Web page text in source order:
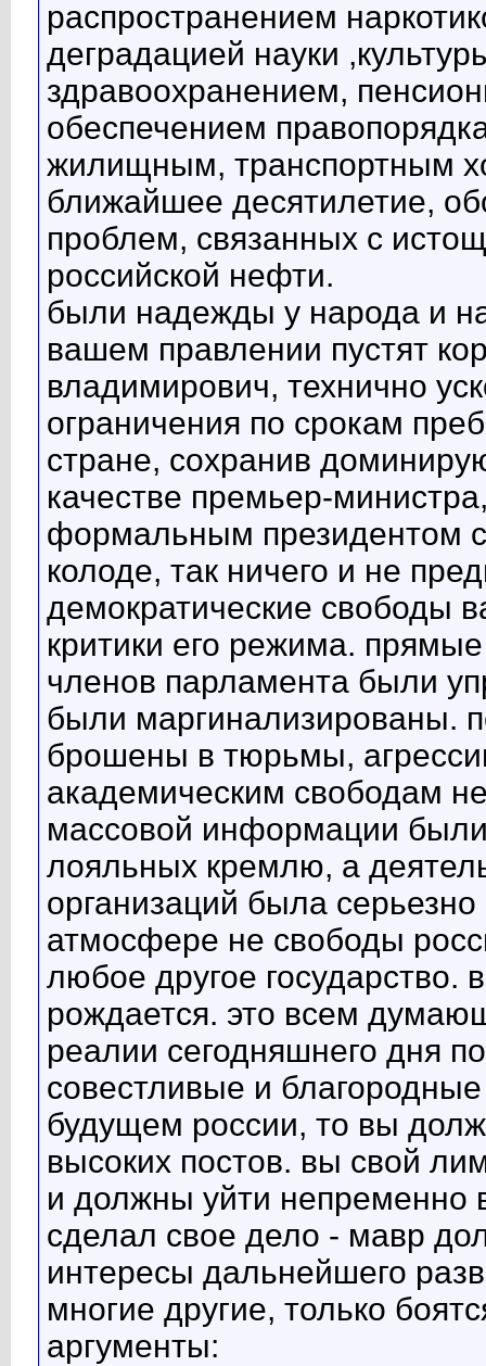
распространением
деградацией науки
здравоохранением,
обеспечением
жилищным, транспортным
ближайшее десятилетие,
проблем, связанных с
российской нефти.
были надежды у народа и
вашем правлении пустят
владимирович, технично
ограничения по срокам
стране, сохранив
качестве премьер-
формальным президентом
колоде, так ничего и не
демократические свободы
критики его режима.
членов парламента были
были маргинализированы.
брошены в тюрьмы,
академическим свободам
массовой информации
лояльных кремлю, а
организаций была
атмосфере не свободы
любое другое государство.
рождается. это всем
реалии сегодняшнего дня
совестливые и
будущем россии, то вы
высоких постов. вы свой
и должны уйти непременно
сделал свое дело - мавр
интересы дальнейшего
многие другие, только
аргументы: